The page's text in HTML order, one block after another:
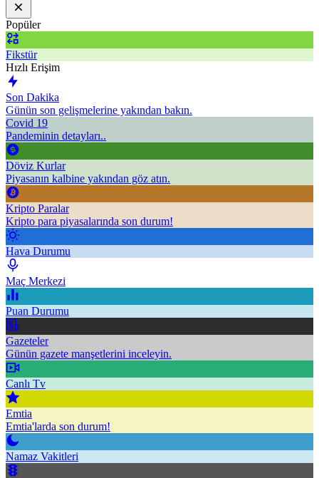
Popüler
Fikstür
Hızlı Erişim
Son Dakika
Günün son gelişmelerine yakından bakın.
Covid 19
Pandeminin detayları..
Döviz Kurlar
Piyasanın kalbine yakından göz atın.
Kripto Paralar
Kripto para piyasalarında son durum!
Hava Durumu
Maç Merkezi
Puan Durumu
Gazeteler
Günün gazete manşetlerini inceleyin.
Canlı Tv
Emtia
Emtia'larda son durum!
Namaz Vakitleri